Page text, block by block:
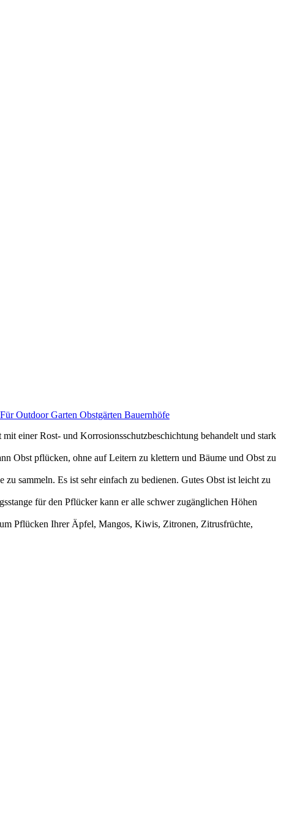
Outdoor Garten Obstgärten Bauernhöfe
einer Rost- und Korrosionsschutzbeschichtung behandelt und stark
Obst pflücken, ohne auf Leitern zu klettern und Bäume und Obst zu
sammeln. Es ist sehr einfach zu bedienen. Gutes Obst ist leicht zu
für den Pflücker kann er alle schwer zugänglichen Höhen
Pflücken Ihrer Äpfel, Mangos, Kiwis, Zitronen, Zitrusfrüchte,